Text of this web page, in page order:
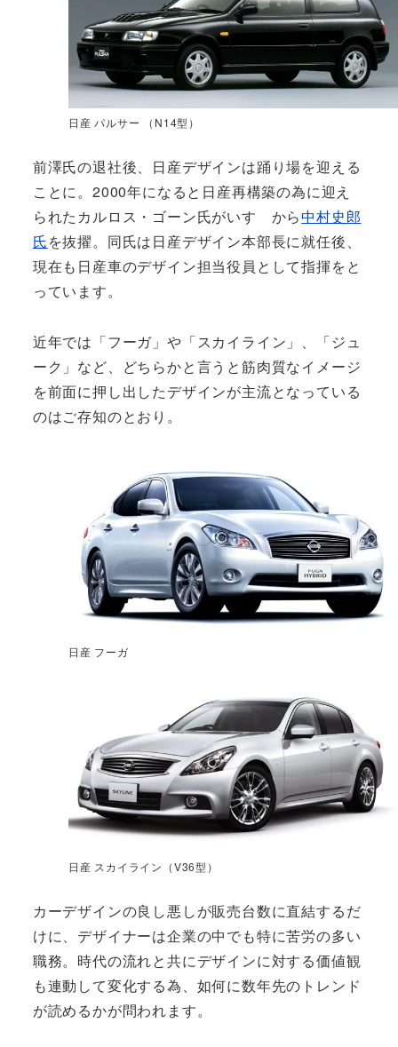
日産 パルサー （N14型）
前澤氏の退社後、日産デザインは踊り場を迎える
ことに。2000年になると日産再構築の為に迎え
られたカルロス・ゴーン氏がいすゞから中村史郎
氏を抜擢。同氏は日産デザイン本部長に就任後、
現在も日産車のデザイン担当役員として指揮をと
っています。
近年では「フーガ」や「スカイライン」、「ジュ
ーク」など、どちらかと言うと筋肉質なイメージ
を前面に押し出したデザインが主流となっている
のはご存知のとおり。
日産 フーガ
日産 スカイライン（V36型）
カーデザインの良し悪しが販売台数に直結するだ
けに、デザイナーは企業の中でも特に苦労の多い
職務。時代の流れと共にデザインに対する価値観
も連動して変化する為、如何に数年先のトレンド
が読めるかが問われます。